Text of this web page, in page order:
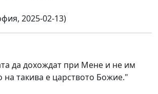
2025-02-13)
да дохождат при Мене и не им
на такива е царството Божие."